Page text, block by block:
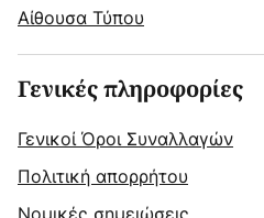
Αίθουσα Τύπου
Γενικές πληροφορίες
Γενικοί Όροι Συναλλαγών
Πολιτική απορρήτου